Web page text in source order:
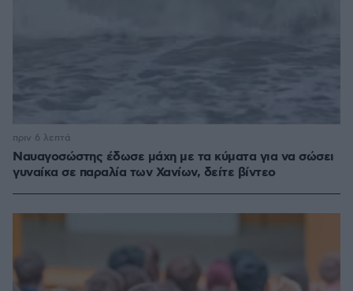
Ναυαγοσώστης έδωσε μάχη με τα κύματα για να σώσει
γυναίκα σε παραλία των Χανίων, δείτε βίντεο
πριν 6 λεπτά